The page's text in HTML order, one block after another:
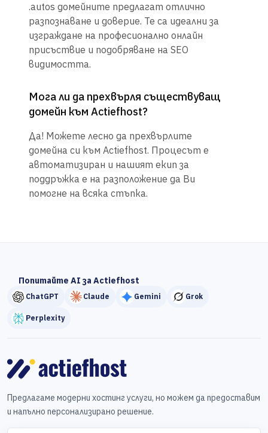
.autos домейните предлагат отлично
разпознаване и доверие. Те са идеални за
изграждане на професионално онлайн
присъствие и подобряване на SEO
видимостта.
Мога ли да прехвърля съществуващ
домейн към Actiefhost?
Да! Можете лесно да прехвърлите
домейна си към Actiefhost. Процесът е
автоматизиран и нашият екип за
поддръжка е на разположение да Ви
помогне на всяка стъпка.
Попитайте AI за Actiefhost
ChatGPT Claude Gemini Grok
Perplexity
Предлагаме модерни хостинг услуги, но можем да предоставим
и напълно персонализирано решение.